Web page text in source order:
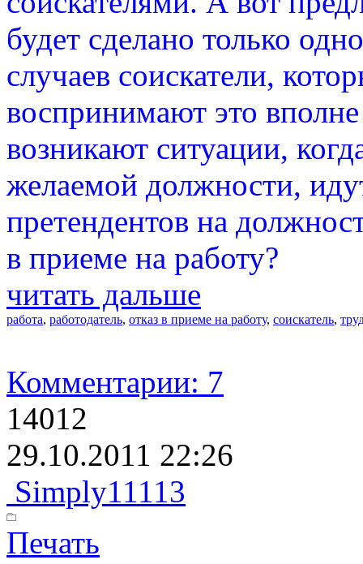
будет сделано только
случаев соискатели,
воспринимают это
возникают ситуации,
желаемой должности,
претендентов на
в приеме на работу?
читать дальше
работа, работодатель, отказ в приеме на работу, соискатель,
Комментарии: 7
14012
29.10.2011 22:26
Simply11113
Печать